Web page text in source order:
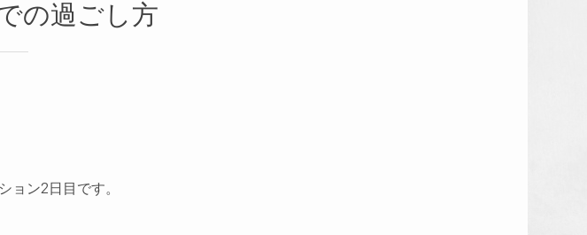
の過ごし方
ョン2日目です。